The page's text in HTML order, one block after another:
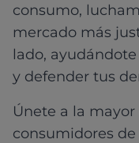
consumo,
mercado más
lado,
y defender tus
Únete a la
consumidores de